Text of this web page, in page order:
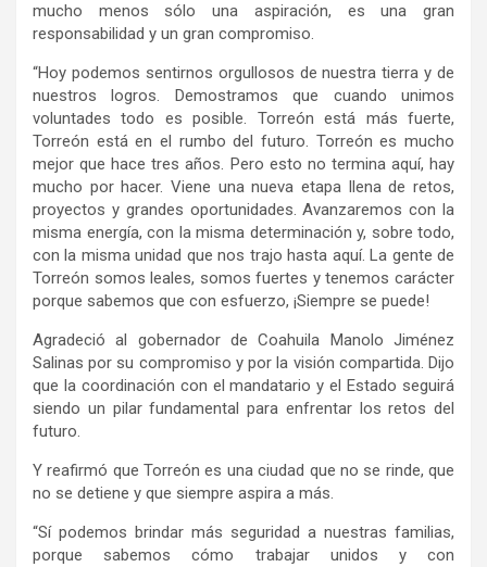
mucho menos sólo una aspiración, es una gran
responsabilidad y un gran compromiso.
“Hoy podemos sentirnos orgullosos de nuestra tierra y de
nuestros logros. Demostramos que cuando unimos
voluntades todo es posible. Torreón está más fuerte,
Torreón está en el rumbo del futuro. Torreón es mucho
mejor que hace tres años. Pero esto no termina aquí, hay
mucho por hacer. Viene una nueva etapa llena de retos,
proyectos y grandes oportunidades. Avanzaremos con la
misma energía, con la misma determinación y, sobre todo,
con la misma unidad que nos trajo hasta aquí. La gente de
Torreón somos leales, somos fuertes y tenemos carácter
porque sabemos que con esfuerzo, ¡Siempre se puede!
Agradeció al gobernador de Coahuila Manolo Jiménez
Salinas por su compromiso y por la visión compartida. Dijo
que la coordinación con el mandatario y el Estado seguirá
siendo un pilar fundamental para enfrentar los retos del
futuro.
Y reafirmó que Torreón es una ciudad que no se rinde, que
no se detiene y que siempre aspira a más.
“Sí podemos brindar más seguridad a nuestras familias,
porque sabemos cómo trabajar unidos y con